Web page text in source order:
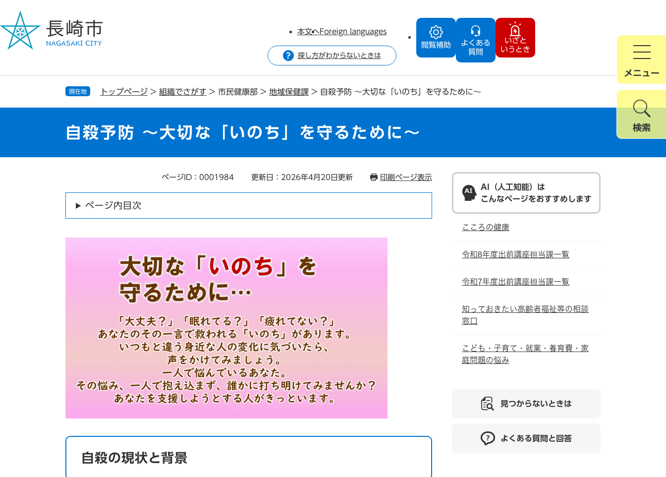
ジ
で
ュ
ば
閲覧補助
よくある
質問
いざと
いうとき
本文へForeign languages
探し方がわからないときは
メニュー
検索
現在地 トップページ > 組織でさがす > 市民健康部 > 地域保健課 > 自殺予防 ～大切な「いのち」を守るために～
自殺予防 ～大切な「いのち」を守るために～
ページID：0001984 更新日：2026年4月20日更新 印刷ページ表示
ページ内目次
自殺の現状と背景
AI（人工知能）は
こんなページをおすすめします
こころの健康
令和8年度出前講座担当課一覧
令和7年度出前講座担当課一覧
知っておきたい高齢者福祉等の相談
窓口
こども・子育て・就業・養育費・家
庭問題の悩み
見つからないときは
よくある質問と回答